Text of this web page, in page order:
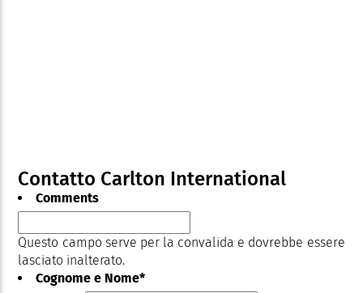
Contatto Carlton International
Comments
Questo campo serve per la convalida e dovrebbe essere
lasciato inalterato.
Cognome e Nome*